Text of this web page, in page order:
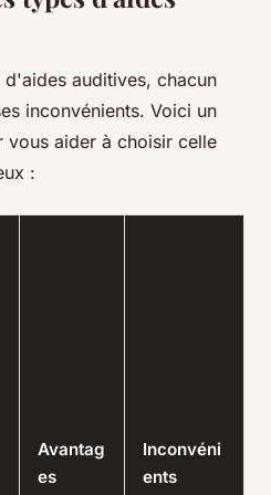
auditives, chacun
inconvénients. Voici un
aider à choisir celle
:
Avantag
es
Inconvéni
ents